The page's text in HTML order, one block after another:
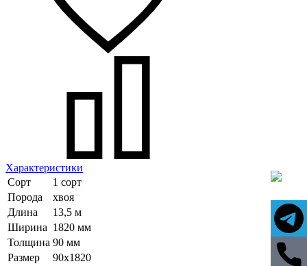
Характеристики
Сорт
1 сорт
Порода
хвоя
Длина
13,5 м
Ширина 1820 мм
Толщина 90 мм
Размер
90х1820